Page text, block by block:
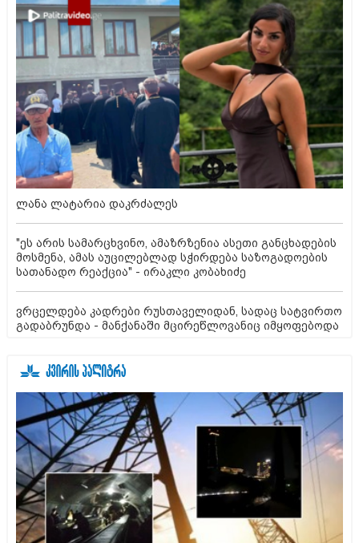
ლანა ლატარია დაკრძალეს
"ეს არის სამარცხვინო, ამაზრზენია ასეთი განცხადების
მოსმენა, ამას აუცილებლად სჭირდება საზოგადოების
სათანადო რეაქცია" - ირაკლი კობახიძე
ვრცელდება კადრები რუსთაველიდან, სადაც სატვირთო
გადაბრუნდა - მანქანაში მცირეწლოვანიც იმყოფებოდა